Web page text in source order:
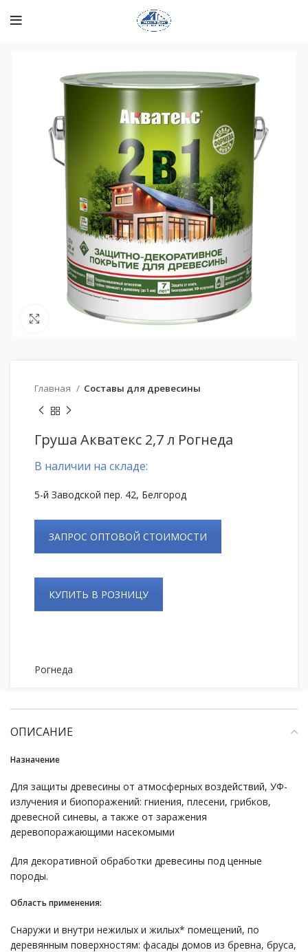
Нажмите, чтобы увеличить
Главная Составы для древесины
Груша Акватекс 2,7 л Рогнеда
В наличии на складе:
5-й Заводской пер. 42, Белгород
ЗАПРОС ОПТОВОЙ СТОИМОСТИ
КУПИТЬ В РОЗНИЦУ
Рогнеда
ОПИСАНИЕ
Назначение
Для защиты древесины от атмосферных воздействий, УФ-
излучения и биопоражений: гниения, плесени, грибков,
древесной синевы, а также от заражения
деревопоражающими насекомыми
Для декоративной обработки древесины под ценные
породы.
Область применения:
Снаружи и внутри нежилых и жилых* помещений, по
деревянным поверхностям: фасады домов из бревна, бруса,